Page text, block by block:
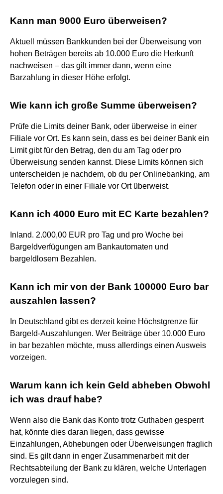
Kann man 9000 Euro überweisen?
Aktuell müssen Bankkunden bei der Überweisung von
hohen Beträgen bereits ab 10.000 Euro die Herkunft
nachweisen – das gilt immer dann, wenn eine
Barzahlung in dieser Höhe erfolgt.
Wie kann ich große Summe überweisen?
Prüfe die Limits deiner Bank, oder überweise in einer
Filiale vor Ort. Es kann sein, dass es bei deiner Bank ein
Limit gibt für den Betrag, den du am Tag oder pro
Überweisung senden kannst. Diese Limits können sich
unterscheiden je nachdem, ob du per Onlinebanking, am
Telefon oder in einer Filiale vor Ort überweist.
Kann ich 4000 Euro mit EC Karte bezahlen?
Inland. 2.000,00 EUR pro Tag und pro Woche bei
Bargeldverfügungen am Bankautomaten und
bargeldlosem Bezahlen.
Kann ich mir von der Bank 100000 Euro bar
auszahlen lassen?
In Deutschland gibt es derzeit keine Höchstgrenze für
Bargeld-Auszahlungen. Wer Beiträge über 10.000 Euro
in bar bezahlen möchte, muss allerdings einen Ausweis
vorzeigen.
Warum kann ich kein Geld abheben Obwohl
ich was drauf habe?
Wenn also die Bank das Konto trotz Guthaben gesperrt
hat, könnte dies daran liegen, dass gewisse
Einzahlungen, Abhebungen oder Überweisungen fraglich
sind. Es gilt dann in enger Zusammenarbeit mit der
Rechtsabteilung der Bank zu klären, welche Unterlagen
vorzulegen sind.